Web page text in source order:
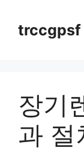
contenttrccgpsf
장기
과 절